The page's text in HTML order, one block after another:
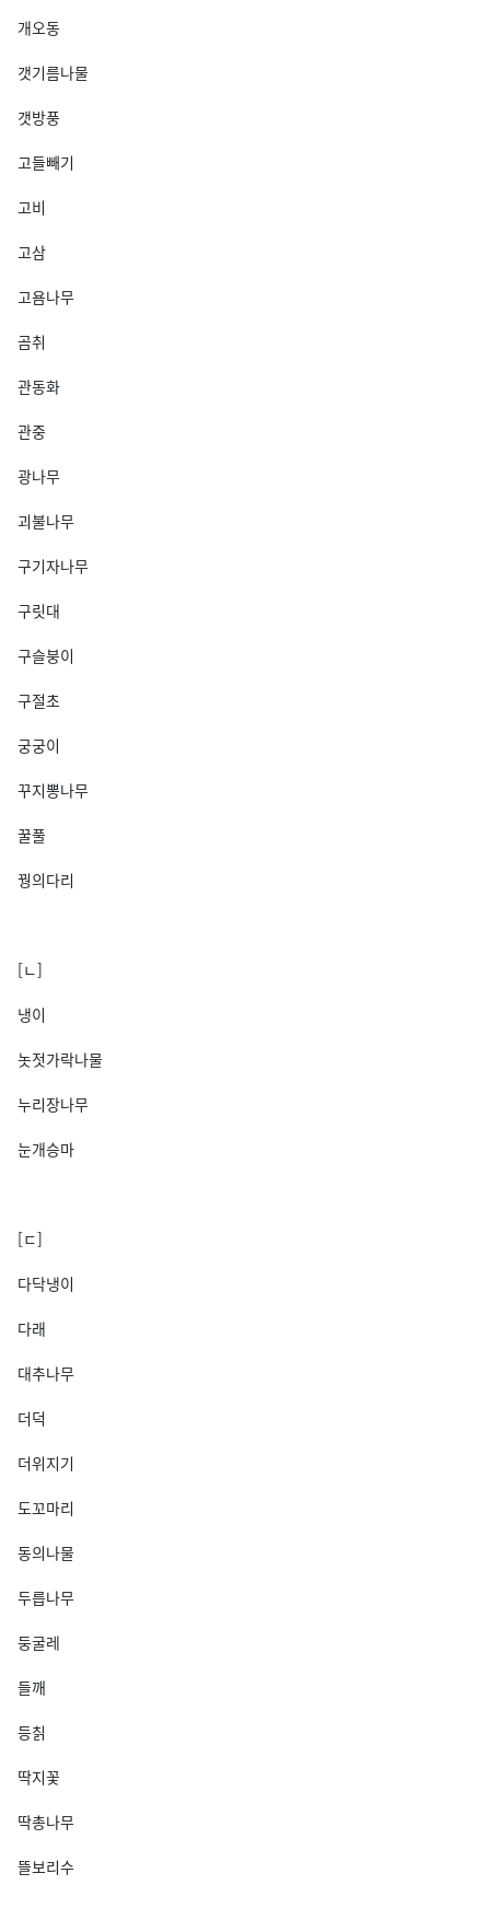
개오동
갯기름나물
갯방풍
고들빼기
고비
고삼
고욤나무
곰취
관동화
관중
광나무
괴불나무
구기자나무
구릿대
구슬붕이
구절초
궁궁이
꾸지뽕나무
꿀풀
꿩의다리
[ㄴ]
냉이
놋젓가락나물
누리장나무
눈개승마
[ㄷ]
다닥냉이
다래
대추나무
더덕
더위지기
도꼬마리
동의나물
두릅나무
둥굴레
들깨
등칡
딱지꽃
딱총나무
뜰보리수